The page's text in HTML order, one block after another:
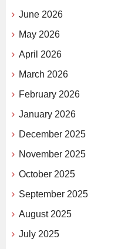
June 2026
May 2026
April 2026
March 2026
February 2026
January 2026
December 2025
November 2025
October 2025
September 2025
August 2025
July 2025